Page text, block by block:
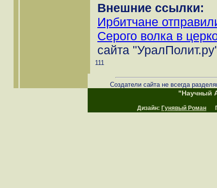
Внешние ссылки:
Ирбитчане
Серого волка в
сайта
111
Создатели сайта не всегда
"Научный
Дизайн: Гунявый Роман